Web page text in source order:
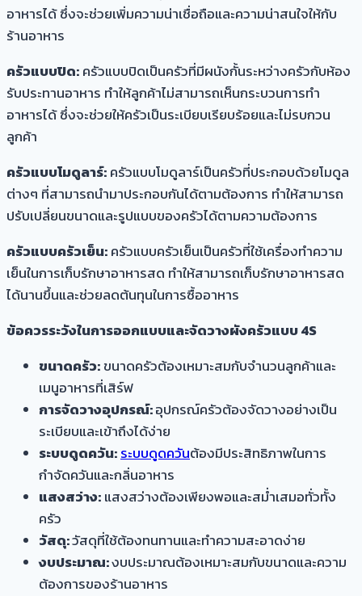
อาหารได้ ซึ่งจะช่วยเพิ่มความน่าเชื่อถือและความน่าสนใจให้กับ
ร้านอาหาร
ครัวแบบปิด:ครัวแบบปิดเป็นครัวที่มีผนังกั้นระหว่างครัวกับห้อง
รับประทานอาหาร ทำให้ลูกค้าไม่สามารถเห็นกระบวนการทำ
อาหารได้ ซึ่งจะช่วยให้ครัวเป็นระเบียบเรียบร้อยและไม่รบกวน
ลูกค้า
ครัวแบบโมดูลาร์:ครัวแบบโมดูลาร์เป็นครัวที่ประกอบด้วยโมดูล
ต่างๆ ที่สามารถนำมาประกอบกันได้ตามต้องการ ทำให้สามารถ
ปรับเปลี่ยนขนาดและรูปแบบของครัวได้ตามความต้องการ
ครัวแบบครัวเย็น:ครัวแบบครัวเย็นเป็นครัวที่ใช้เครื่องทำความ
เย็นในการเก็บรักษาอาหารสด ทำให้สามารถเก็บรักษาอาหารสด
ได้นานขึ้นและช่วยลดต้นทุนในการซื้ออาหาร
ข้อควรระวังในการออกแบบและจัดวางผังครัวแบบ 4S
ขนาดครัว:ขนาดครัวต้องเหมาะสมกับจำนวนลูกค้าและ
เมนูอาหารที่เสิร์ฟ
การจัดวางอุปกรณ์:อุปกรณ์ครัวต้องจัดวางอย่างเป็น
ระเบียบและเข้าถึงได้ง่าย
ระบบดูดควัน:ระบบดูดควันต้องมีประสิทธิภาพในการ
กำจัดควันและกลิ่นอาหาร
แสงสว่าง:แสงสว่างต้องเพียงพอและสม่ำเสมอทั่วทั้ง
ครัว
วัสดุ:วัสดุที่ใช้ต้องทนทานและทำความสะอาดง่าย
งบประมาณ:งบประมาณต้องเหมาะสมกับขนาดและความ
ต้องการของร้านอาหาร